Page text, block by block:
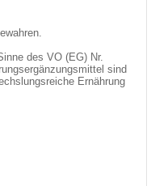
des VO (EG) Nr.
sind
Ernährung